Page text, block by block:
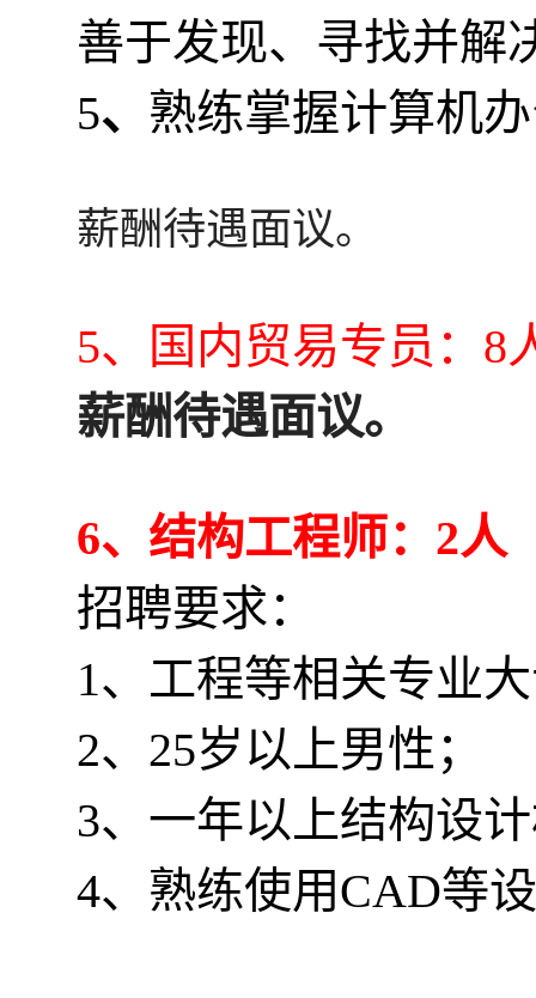
善于发现、寻找并解
5、 熟练掌握计算机
薪酬待遇面议。
5、国内贸易专员：8
薪酬待遇面议。
6、结构工程师：2人
招聘要求：
1、工程等相关专业
2、25岁以上男性；
3、一年以上结构设
4、熟练使用CAD等